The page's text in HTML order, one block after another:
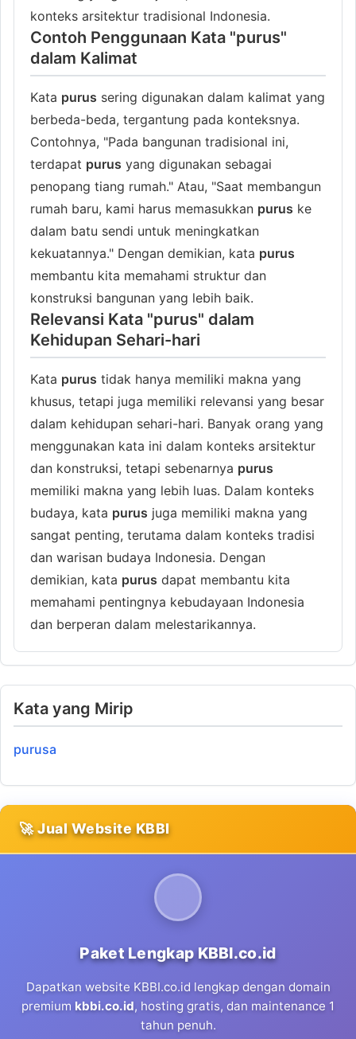
konteks arsitektur tradisional Indonesia.
Contoh Penggunaan Kata "purus"
dalam Kalimat
Kata purus sering digunakan dalam kalimat yang
berbeda-beda, tergantung pada konteksnya.
Contohnya, "Pada bangunan tradisional ini,
terdapat purus yang digunakan sebagai
penopang tiang rumah." Atau, "Saat membangun
rumah baru, kami harus memasukkan purus ke
dalam batu sendi untuk meningkatkan
kekuatannya." Dengan demikian, kata purus
membantu kita memahami struktur dan
konstruksi bangunan yang lebih baik.
Relevansi Kata "purus" dalam
Kehidupan Sehari-hari
Kata purus tidak hanya memiliki makna yang
khusus, tetapi juga memiliki relevansi yang besar
dalam kehidupan sehari-hari. Banyak orang yang
menggunakan kata ini dalam konteks arsitektur
dan konstruksi, tetapi sebenarnya purus
memiliki makna yang lebih luas. Dalam konteks
budaya, kata purus juga memiliki makna yang
sangat penting, terutama dalam konteks tradisi
dan warisan budaya Indonesia. Dengan
demikian, kata purus dapat membantu kita
memahami pentingnya kebudayaan Indonesia
dan berperan dalam melestarikannya.
Kata yang Mirip
purusa
🚀 Jual Website KBBI
Paket Lengkap KBBI.co.id
Dapatkan website KBBI.co.id lengkap dengan domain
premium kbbi.co.id, hosting gratis, dan maintenance 1
tahun penuh.